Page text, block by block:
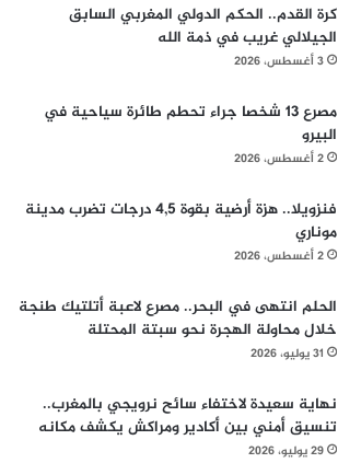
كرة القدم.. الحكم الدولي المغربي السابق
الجيلالي غريب في ذمة الله
3 أغسطس، 2026
مصرع 13 شخصا جراء تحطم طائرة سياحية في
البيرو
2 أغسطس، 2026
فنزويلا.. هزة أرضية بقوة 4,5 درجات تضرب مدينة
موناري
2 أغسطس، 2026
الحلم انتهى في البحر.. مصرع لاعبة أتلتيك طنجة
خلال محاولة الهجرة نحو سبتة المحتلة
31 يوليو، 2026
نهاية سعيدة لاختفاء سائح نرويجي بالمغرب..
تنسيق أمني بين أكادير ومراكش يكشف مكانه
29 يوليو، 2026